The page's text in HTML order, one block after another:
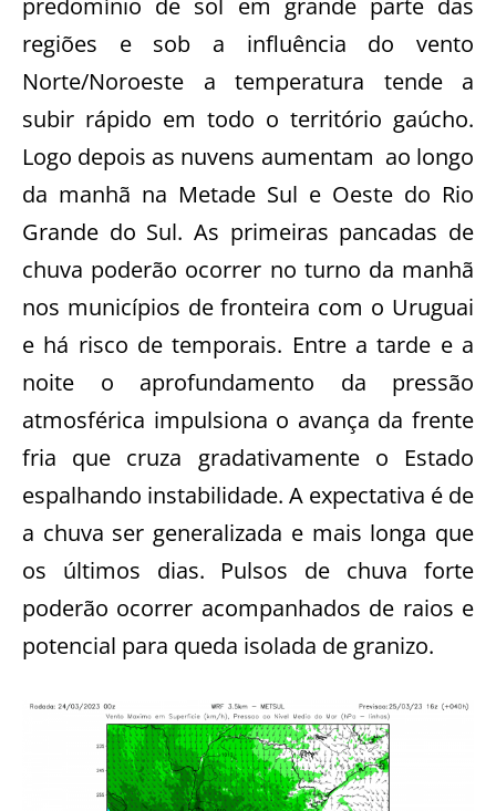
regiões e sob a influência do vento
Norte/Noroeste a temperatura tende a
subir rápido em todo o território gaúcho.
Logo depois as nuvens aumentam ao longo
da manhã na Metade Sul e Oeste do Rio
Grande do Sul. As primeiras pancadas de
chuva poderão ocorrer no turno da manhã
nos municípios de fronteira com o Uruguai
e há risco de temporais. Entre a tarde e a
noite o aprofundamento da pressão
atmosférica impulsiona o avança da frente
fria que cruza gradativamente o Estado
espalhando instabilidade. A expectativa é de
a chuva ser generalizada e mais longa que
os últimos dias. Pulsos de chuva forte
poderão ocorrer acompanhados de raios e
potencial para queda isolada de granizo.